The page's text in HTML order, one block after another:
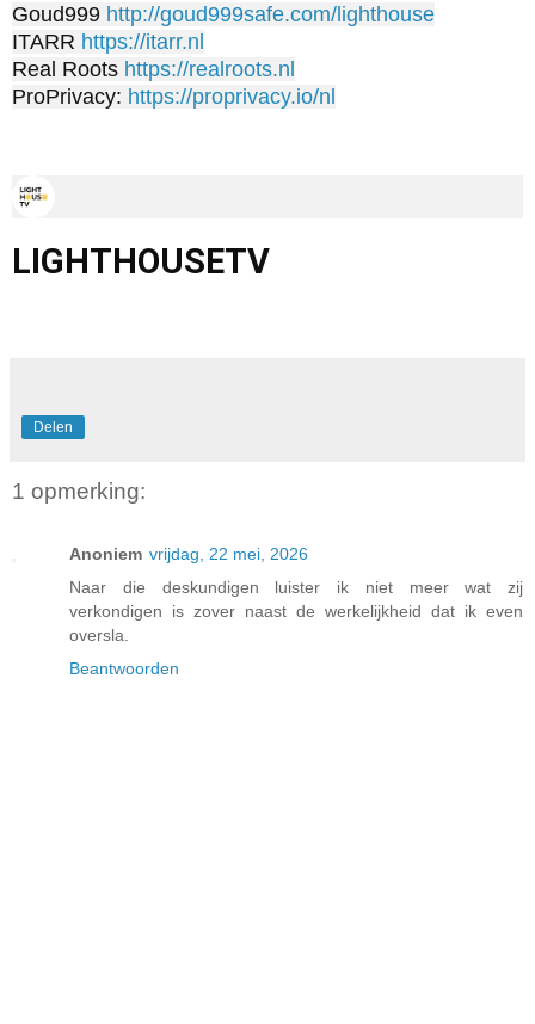
Goud999 http://goud999safe.com/lighthouse
ITARR https://itarr.nl
Real Roots https://realroots.nl
ProPrivacy: https://proprivacy.io/nl
LIGHTHOUSETV
Delen
1 opmerking:
Anoniem vrijdag, 22 mei, 2026
Naar die deskundigen luister ik niet meer wat zij
verkondigen is zover naast de werkelijkheid dat ik even
oversla.
Beantwoorden